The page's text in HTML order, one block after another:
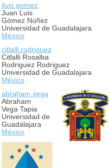
jluis.gomez
Juan Luis
Gómez Núñez
Universidad de Guadalajara
México
citlalli.rodriguez
Citlalli Rosalba
Rodriguez Rodriguez
Universidad de Guadalajara
México
abraham.vega
Abraham
Vega Tapia
Universidad de
Guadalajara
México